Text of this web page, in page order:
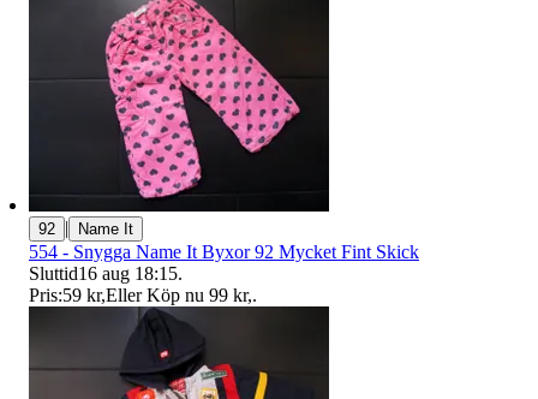
92 | Name It
554 - Snygga Name It Byxor 92 Mycket Fint Skick
Sluttid16 aug 18:15.
Pris:59 kr,Eller Köp nu 99 kr,.